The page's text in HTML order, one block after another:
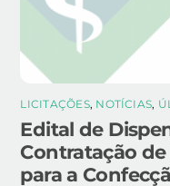
LICITAÇÕES, NOTÍCIAS,
Edital de
Contratação de
para a